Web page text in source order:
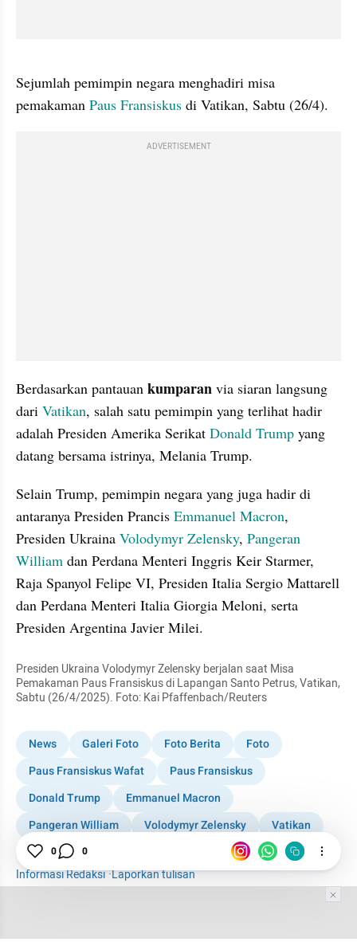
Sejumlah pemimpin negara menghadiri misa
pemakaman Paus Fransiskus di Vatikan, Sabtu (26/4).
ADVERTISEMENT
Berdasarkan pantauan kumparan via siaran langsung
dari Vatikan, salah satu pemimpin yang terlihat hadir
adalah Presiden Amerika Serikat Donald Trump yang
datang bersama istrinya, Melania Trump.
Selain Trump, pemimpin negara yang juga hadir di
antaranya Presiden Prancis Emmanuel Macron,
Presiden Ukraina Volodymyr Zelensky, Pangeran
William dan Perdana Menteri Inggris Keir Starmer,
Raja Spanyol Felipe VI, Presiden Italia Sergio Mattarell
dan Perdana Menteri Italia Giorgia Meloni, serta
Presiden Argentina Javier Milei.
Presiden Ukraina Volodymyr Zelensky berjalan saat Misa
Pemakaman Paus Fransiskus di Lapangan Santo Petrus, Vatikan,
Sabtu (26/4/2025). Foto: Kai Pfaffenbach/Reuters
News Galeri Foto Foto Berita
Foto
Paus Fransiskus Wafat
Paus Fransiskus
Donald Trump
Emmanuel Macron
Pangeran William
Volodymyr Zelensky
Vatikan
Internasional
Informasi Redaksi·Laporkan tulisan
0 0